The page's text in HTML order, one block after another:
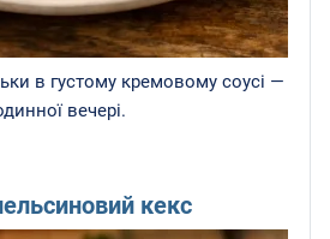
в густому кремовому соусі —
вечері.
кекс